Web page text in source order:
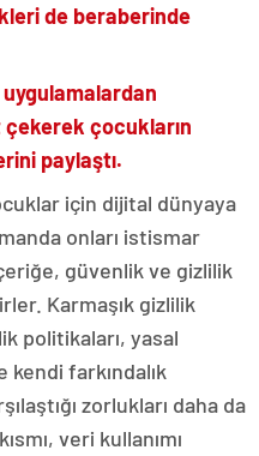
de beraberinde
çocukların
paylaştı.
için dijital dünyaya
onları istismar
güvenlik ve gizlilik
Karmaşık gizlilik
politikaları, yasal
kendi farkındalık
zorlukları daha da
veri kullanımı